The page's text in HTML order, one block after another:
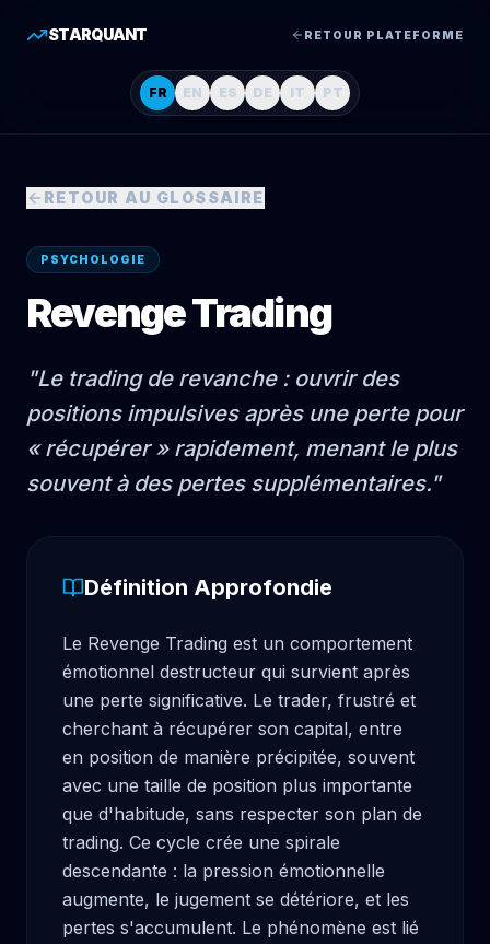
STARQUANT RETOUR PLATEFORME
FR EN ES DE IT PT
RETOUR AU GLOSSAIRE
PSYCHOLOGIE
Revenge Trading
"Le trading de revanche : ouvrir des
positions impulsives après une perte pour
« récupérer » rapidement, menant le plus
souvent à des pertes supplémentaires."
Définition Approfondie
Le Revenge Trading est un comportement
émotionnel destructeur qui survient après
une perte significative. Le trader, frustré et
cherchant à récupérer son capital, entre
en position de manière précipitée, souvent
avec une taille de position plus importante
que d'habitude, sans respecter son plan de
trading. Ce cycle crée une spirale
descendante : la pression émotionnelle
augmente, le jugement se détériore, et les
pertes s'accumulent. Le phénomène est lié